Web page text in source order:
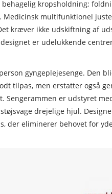
kropsholdning;
Medicinsk multifunktionel
kræver ikke udskiftning af
er udelukkende
gyngeplejesenge. Den
tilpas, men erstatter også
er udstyret
drejelige hjul.
der eliminerer behovet for